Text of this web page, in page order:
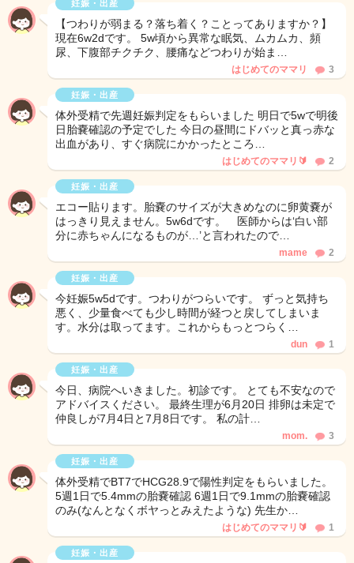
妊娠・出産
【つわりが弱まる？落ち着く？ことってありますか？】
現在6w2dです。 5w頃から異常な眠気、ムカムカ、頻
尿、下腹部チクチク、腰痛などつわりが始ま…
はじめてのママリ 3
妊娠・出産
体外受精で先週妊娠判定をもらいました 明日で5wで明後
日胎嚢確認の予定でした 今日の昼間にドバッと真っ赤な
出血があり、すぐ病院にかかったところ…
はじめてのママリ🔰 2
妊娠・出産
エコー貼ります。胎嚢のサイズが大きめなのに卵黄嚢が
はっきり見えません。5w6dです。 医師からは‘白い部
分に赤ちゃんになるものが…’と言われたので…
mame 2
妊娠・出産
今妊娠5w5dです。つわりがつらいです。 ずっと気持ち
悪く、少量食べても少し時間が経つと戻してしまいま
す。水分は取ってます。これからもっとつらく…
dun 1
妊娠・出産
今日、病院へいきました。初診です。 とても不安なので
アドバイスください。 最終生理が6月20日 排卵は未定で
仲良しが7月4日と7月8日です。 私の計…
mom. 3
妊娠・出産
体外受精でBT7でHCG28.9で陽性判定をもらいました。
5週1日で5.4mmの胎嚢確認 6週1日で9.1mmの胎嚢確認
のみ(なんとなくボヤっとみえたような) 先生か…
はじめてのママリ🔰 1
妊娠・出産